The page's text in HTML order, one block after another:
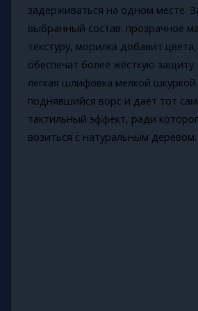
задерживаться на одном месте.
выбранный состав: прозрачное
текстуру, морилка добавит
обеспечат более жёсткую
лёгкая шлифовка мелкой шкуркой
поднявшийся ворс и даёт тот
тактильный эффект, ради
возиться с натуральным деревом.